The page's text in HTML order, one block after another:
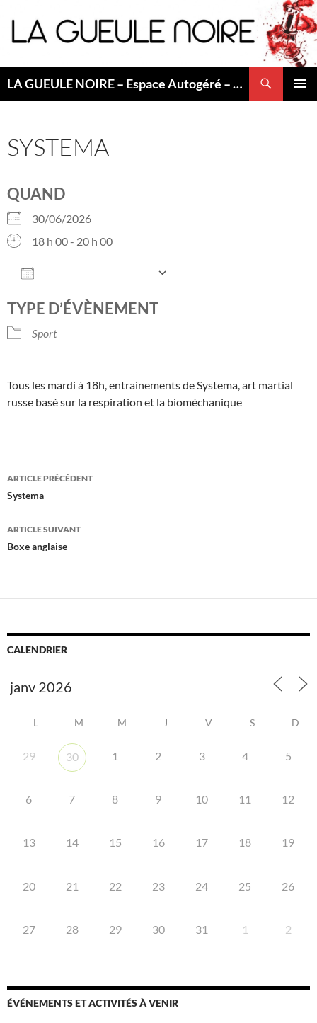
au
contenu
LA GUEULE NOIRE – Espace Autogéré – Saint Etienne
SYSTEMA
QUAND
30/06/2026
18 h 00 - 20 h 00
TYPE D’ÉVÈNEMENT
Sport
Tous les mardi à 18h, entrainements de Systema, art martial
russe basé sur la respiration et la bioméchanique
Navigation
des
articles
ARTICLE PRÉCÉDENT
Systema
ARTICLE SUIVANT
Boxe anglaise
CALENDRIER
L M M J V S D
29 30 1 2 3 4 5
6 7 8 9 10 11 12
13 14 15 16 17 18 19
20 21 22 23 24 25 26
27 28 29 30 31 1 2
ÉVÉNEMENTS ET ACTIVITÉS À VENIR